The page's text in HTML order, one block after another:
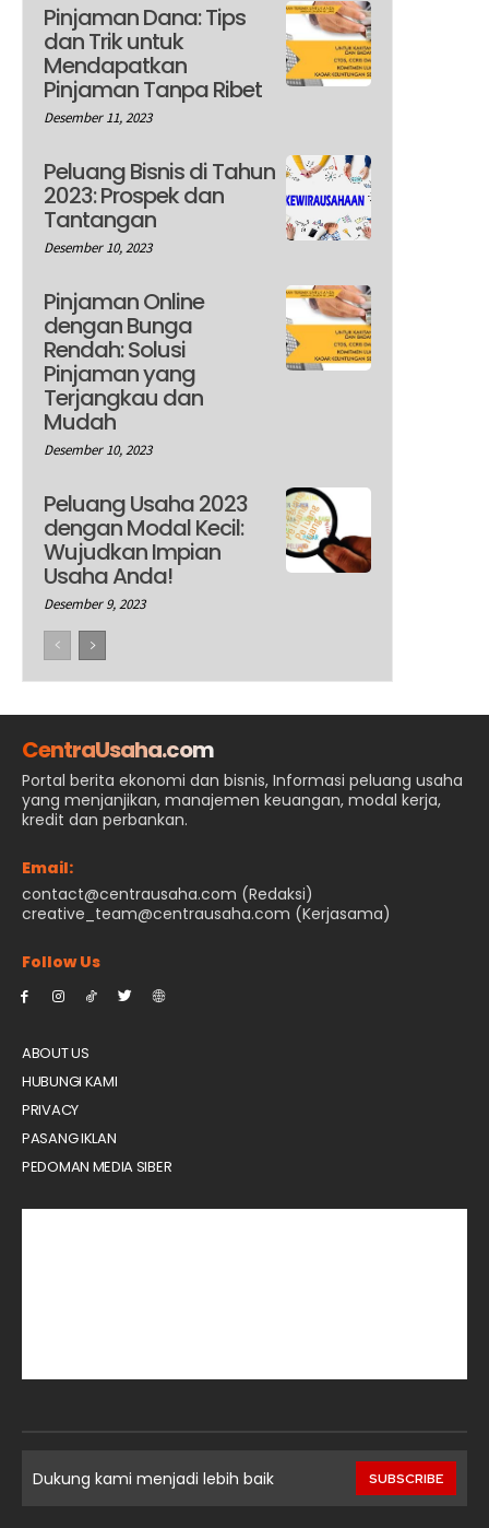
Pinjaman Dana: Tips
dan Trik untuk
Mendapatkan
Pinjaman Tanpa Ribet
Desember 11, 2023
Peluang Bisnis di Tahun
2023: Prospek dan
Tantangan
Desember 10, 2023
Pinjaman Online
dengan Bunga
Rendah: Solusi
Pinjaman yang
Terjangkau dan
Mudah
Desember 10, 2023
Peluang Usaha 2023
dengan Modal Kecil:
Wujudkan Impian
Usaha Anda!
Desember 9, 2023
CentraUsaha.com
Portal berita ekonomi dan bisnis, Informasi peluang usaha
yang menjanjikan, manajemen keuangan, modal kerja,
kredit dan perbankan.
Email:
contact@centrausaha.com (Redaksi)
creative_team@centrausaha.com (Kerjasama)
Follow Us
ABOUT US
HUBUNGI KAMI
PRIVACY
PASANG IKLAN
PEDOMAN MEDIA SIBER
Dukung kami menjadi lebih baik SUBSCRIBE